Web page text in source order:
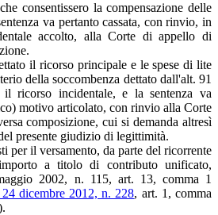
consentissero la compensazione delle
va pertanto cassata, con rinvio, in
accolto, alla Corte di appello di
il ricorso principale e le spese di lite
della soccombenza dettato dall'alt. 91
ricorso incidentale, e la sentenza va
motivo articolato, con rinvio alla Corte
composizione, cui si demanda altresì
presente giudizio di legittimità.
per il versamento, da parte del ricorrente
a titolo di contributo unificato,
2002, n. 115, art. 13, comma 1
dicembre 2012, n. 228, art. 1, comma